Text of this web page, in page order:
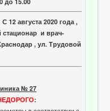
августа 2020 года ,
стационар и врач-
, ул. Трудовой
№ 27
: